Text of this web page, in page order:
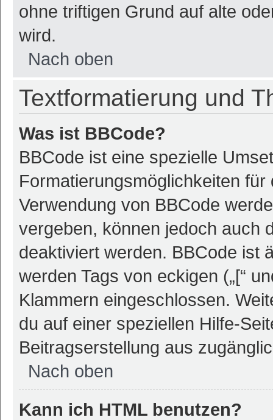
ohne triftigen Grund auf alte
wird.
Nach oben
Textformatierung und
Was ist BBCode?
BBCode ist eine spezielle
Formatierungsmöglichkeiten
Verwendung von BBCode
vergeben, können jedoch auch
deaktiviert werden. BBCode ist
werden Tags von eckigen („[“
Klammern eingeschlossen.
du auf einer speziellen Hilfe-
Beitragserstellung aus
Nach oben
Kann ich HTML benutzen?